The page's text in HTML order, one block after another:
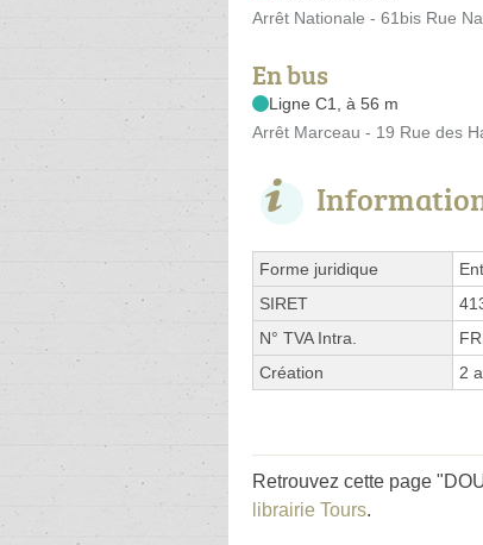
Arrêt Nationale - 61bis Rue
En bus
Ligne C1, à 56 m
Arrêt Marceau - 19 Rue des
Forme juridique
SIRET
N° TVA Intra.
Création
2
Retrouvez cette page
librairie Tours.